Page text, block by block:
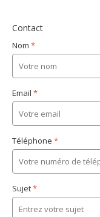
Contact
Nom *
Email *
Téléphone *
Sujet*